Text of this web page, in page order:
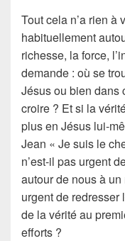
Tout cela n’a rien à
habituellement
richesse, la force,
demande : où se
Jésus ou bien dans
croire ? Et si la
plus en Jésus lui-
Jean « Je suis le
n’est-il pas urgent
autour de nous à un
urgent de redresser
de la vérité au
efforts ?